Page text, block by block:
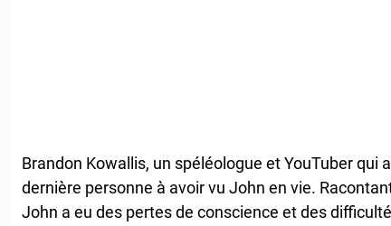
Brandon Kowallis, un spéléologue et YouTuber qui
dernière personne à avoir vu John en vie.
John a eu des pertes de conscience et des